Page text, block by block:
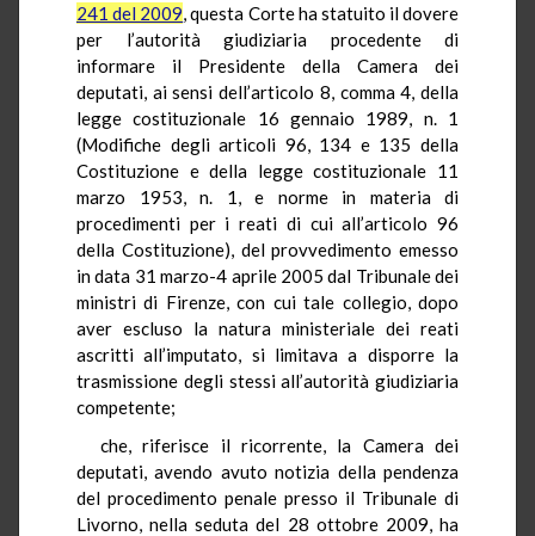
241 del 2009, questa Corte ha statuito il dovere
per l’autorità giudiziaria procedente di
informare il Presidente della Camera dei
deputati, ai sensi dell’articolo 8, comma 4, della
legge costituzionale 16 gennaio 1989, n. 1
(Modifiche degli articoli 96, 134 e 135 della
Costituzione e della legge costituzionale 11
marzo 1953, n. 1, e norme in materia di
procedimenti per i reati di cui all’articolo 96
della Costituzione), del provvedimento emesso
in data 31 marzo-4 aprile 2005 dal Tribunale dei
ministri di Firenze, con cui tale collegio, dopo
aver escluso la natura ministeriale dei reati
ascritti all’imputato, si limitava a disporre la
trasmissione degli stessi all’autorità giudiziaria
competente;
che, riferisce il ricorrente, la Camera dei
deputati, avendo avuto notizia della pendenza
del procedimento penale presso il Tribunale di
Livorno, nella seduta del 28 ottobre 2009, ha